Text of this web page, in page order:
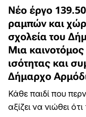
Νέο έργο
ραμπών και
σχολεία του
Μια
ισότητας και
Δήμαρχο
Κάθε παιδί που
αξίζει να νιώθει